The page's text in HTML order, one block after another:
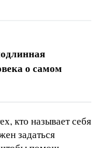
о самом
кто называет себя
задаться